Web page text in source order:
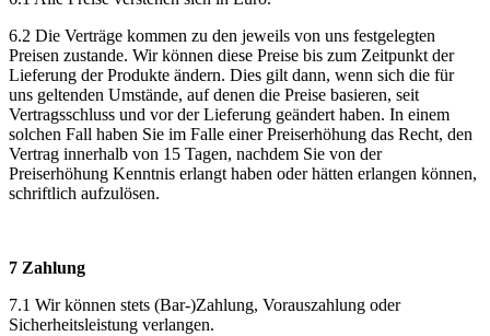
6.2 Die Verträge kommen zu den jeweils von uns festgelegten
Preisen zustande. Wir können diese Preise bis zum Zeitpunkt der
Lieferung der Produkte ändern. Dies gilt dann, wenn sich die für
uns geltenden Umstände, auf denen die Preise basieren, seit
Vertragsschluss und vor der Lieferung geändert haben. In einem
solchen Fall haben Sie im Falle einer Preiserhöhung das Recht, den
Vertrag innerhalb von 15 Tagen, nachdem Sie von der
Preiserhöhung Kenntnis erlangt haben oder hätten erlangen können,
schriftlich aufzulösen.
7 Zahlung
7.1 Wir können stets (Bar-)Zahlung, Vorauszahlung oder
Sicherheitsleistung verlangen.